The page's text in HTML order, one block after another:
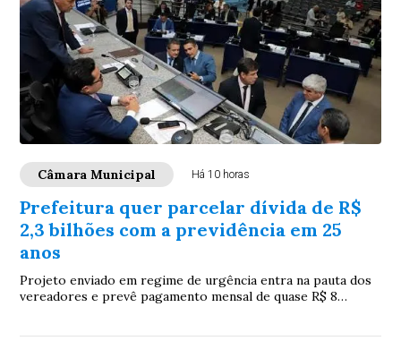
Câmara Municipal Há 10 horas
Prefeitura quer parcelar dívida de R$
2,3 bilhões com a previdência em 25
anos
Projeto enviado em regime de urgência entra na pauta dos
vereadores e prevê pagamento mensal de quase R$ 8